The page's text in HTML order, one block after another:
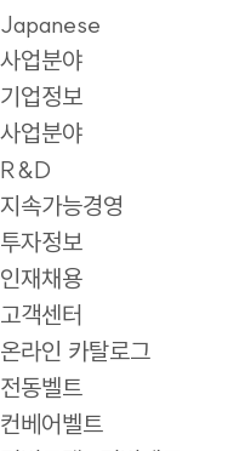
Japanese
사업분야
기업정보
사업분야
R&D
지속가능경영
투자정보
인재채용
고객센터
온라인 카탈로그
전동벨트
컨베어벨트